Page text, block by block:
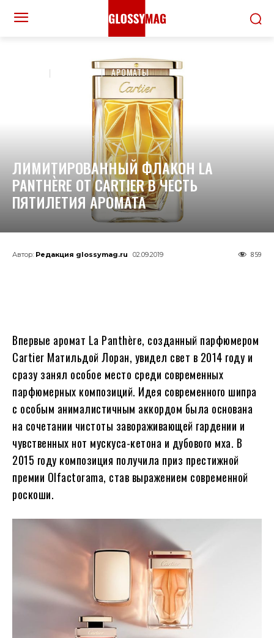
КРАСОТА АРОМАТЫ
ЛИМИТИРОВАННЫЙ ФЛАКОН LA
PANTHÈRE ОТ CARTIER В ЧЕСТЬ
ПЯТИЛЕТИЯ АРОМАТА
Автор: Редакция glossymag.ru 02.09.2019 859
Впервые аромат La Panthère, созданный парфюмером
Cartier Матильдой Лоран, увидел свет в 2014 году и
сразу занял особое место среди современных
парфюмерных композиций. Идея современного шипра
с особым анималистичным аккордом была основана
на сочетании чистоты завораживающей гардении и
чувственных нот мускуса-кетона и дубового мха. В
2015 году композиция получила приз престижной
премии Olfactorama, став выражением современной
роскоши.